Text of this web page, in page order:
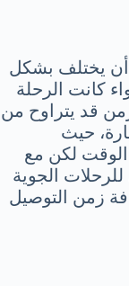
يختلف بشكل
كانت الرحلة
قد يتراوح من
حيث
الوقت لكن مع
الجوية
زمن التوصيل